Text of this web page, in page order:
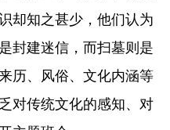
却知之甚少，他们认为
封建迷信，而扫墓则是
历、风俗、文化内涵等
对传统文化的感知、对